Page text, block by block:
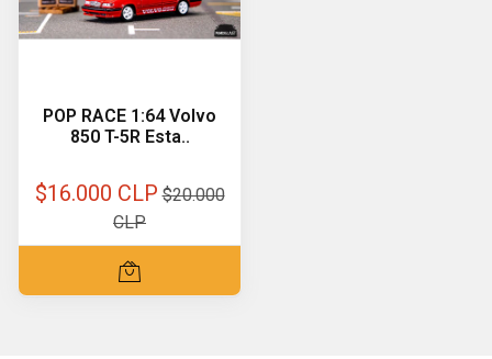
POP RACE 1:64 Volvo
850 T-5R Esta..
$16.000 CLP $20.000
CLP